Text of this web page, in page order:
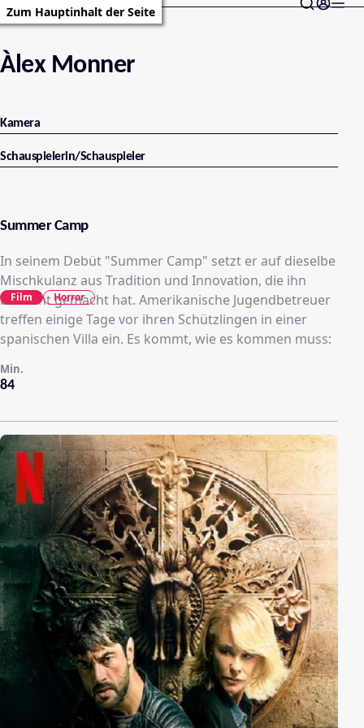
Zum Hauptinhalt der Seite
Àlex Monner
Kamera
Schauspielerin/Schauspieler
Summer Camp
In seinem Debüt "Summer Camp" setzt er auf dieselbe
Mischkulanz aus Tradition und Innovation, die ihn
bekannt gemacht hat. Amerikanische Jugendbetreuer
treffen einige Tage vor ihren Schützlingen in einer
spanischen Villa ein. Es kommt, wie es kommen muss:
84
Min.
Film Horror